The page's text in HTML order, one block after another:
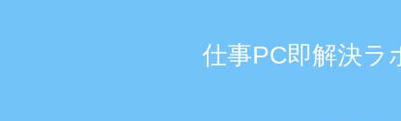
仕事PC即解決ラ